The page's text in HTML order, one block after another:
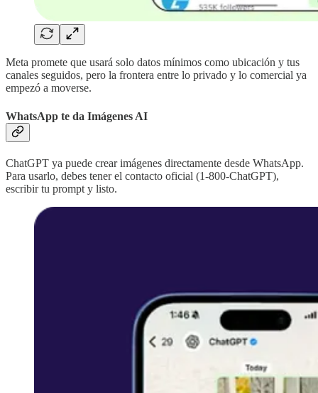
Meta promete que usará solo datos mínimos como ubicación y tus
canales seguidos, pero la frontera entre lo privado y lo comercial ya
empezó a moverse.
WhatsApp te da Imágenes AI
ChatGPT ya puede crear imágenes directamente desde WhatsApp.
Para usarlo, debes tener el contacto oficial (1-800-ChatGPT),
escribir tu prompt y listo.